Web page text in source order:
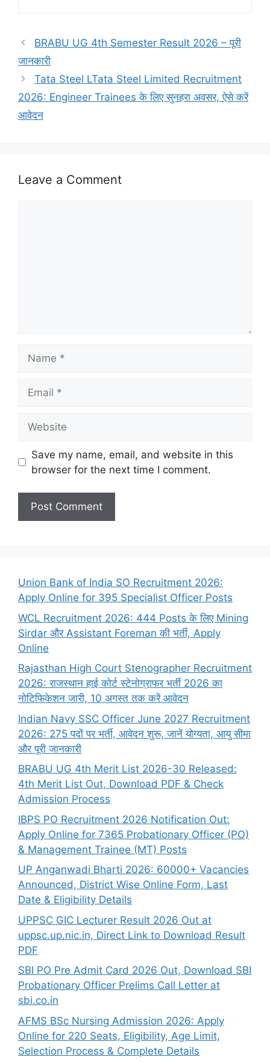
BRABU UG 4th Semester Result 2026 – पूरी
जानकारी
Tata Steel LTata Steel Limited Recruitment
2026: Engineer Trainees के लिए सुनहरा अवसर, ऐसे करें
आवेदन
Leave a Comment
Save my name, email, and website in this
browser for the next time I comment.
Union Bank of India SO Recruitment 2026:
Apply Online for 395 Specialist Officer Posts
WCL Recruitment 2026: 444 Posts के लिए Mining
Sirdar और Assistant Foreman की भर्ती, Apply
Online
Rajasthan High Court Stenographer Recruitment
2026: राजस्थान हाई कोर्ट स्टेनोग्राफर भर्ती 2026 का
नोटिफिकेशन जारी, 10 अगस्त तक करें आवेदन
Indian Navy SSC Officer June 2027 Recruitment
2026: 275 पदों पर भर्ती, आवेदन शुरू, जानें योग्यता, आयु सीमा
और पूरी जानकारी
BRABU UG 4th Merit List 2026-30 Released:
4th Merit List Out, Download PDF & Check
Admission Process
IBPS PO Recruitment 2026 Notification Out:
Apply Online for 7365 Probationary Officer (PO)
& Management Trainee (MT) Posts
UP Anganwadi Bharti 2026: 60000+ Vacancies
Announced, District Wise Online Form, Last
Date & Eligibility Details
UPPSC GIC Lecturer Result 2026 Out at
uppsc.up.nic.in, Direct Link to Download Result
PDF
SBI PO Pre Admit Card 2026 Out, Download SBI
Probationary Officer Prelims Call Letter at
sbi.co.in
AFMS BSc Nursing Admission 2026: Apply
Online for 220 Seats, Eligibility, Age Limit,
Selection Process & Complete Details